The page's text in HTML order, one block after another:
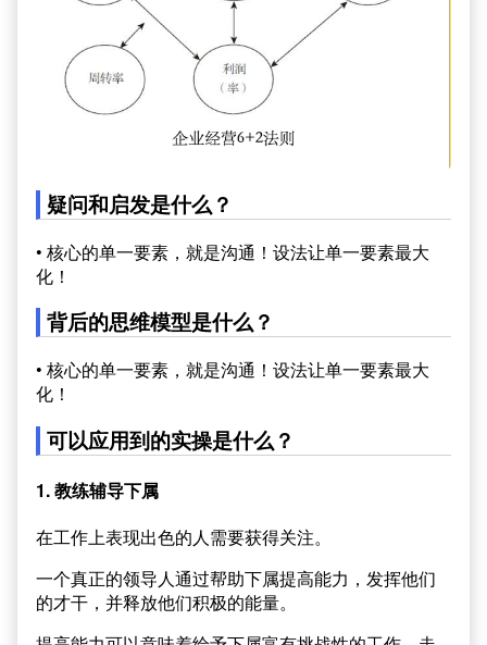
疑问和启发是什么？
• 核心的单一要素，就是沟通！设法让单一要素最大
化！
背后的思维模型是什么？
• 核心的单一要素，就是沟通！设法让单一要素最大
化！
可以应用到的实操是什么？
1. 教练辅导下属
在工作上表现出色的人需要获得关注。
一个真正的领导人通过帮助下属提高能力，发挥他们
的才干，并释放他们积极的能量。